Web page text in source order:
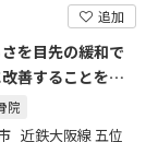
追加
を目先の緩和で
善することを目
院
近鉄大阪線 五位